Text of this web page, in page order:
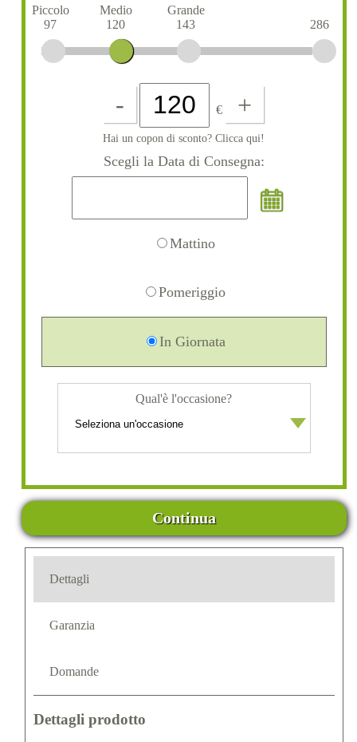
Piccolo
97
Medio
120
Grande
143
286
- € +
Hai un copon di sconto? Clicca qui!
Scegli la Data di Consegna:
Mattino
Pomeriggio
In Giornata
Qual'è l'occasione?
Continua
Dettagli
Garanzia
Domande
Dettagli prodotto